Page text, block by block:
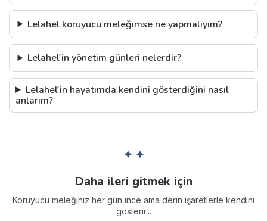
Lelahel koruyucu meleğimse ne yapmalıyım?
Lelahel'in yönetim günleri nelerdir?
Lelahel'in hayatımda kendini gösterdiğini nasıl
anlarım?
✦ ✦
Daha ileri gitmek için
Koruyucu meleğiniz her gün ince ama derin işaretlerle kendini
gösterir...